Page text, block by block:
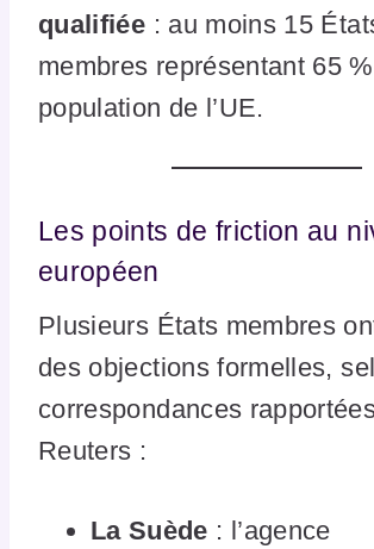
qualifiée : au moins 15
membres représentant 65
population de l’UE.
Les points de friction au
européen
Plusieurs États membres
des objections formelles,
correspondances
Reuters :
La Suède : l’agence